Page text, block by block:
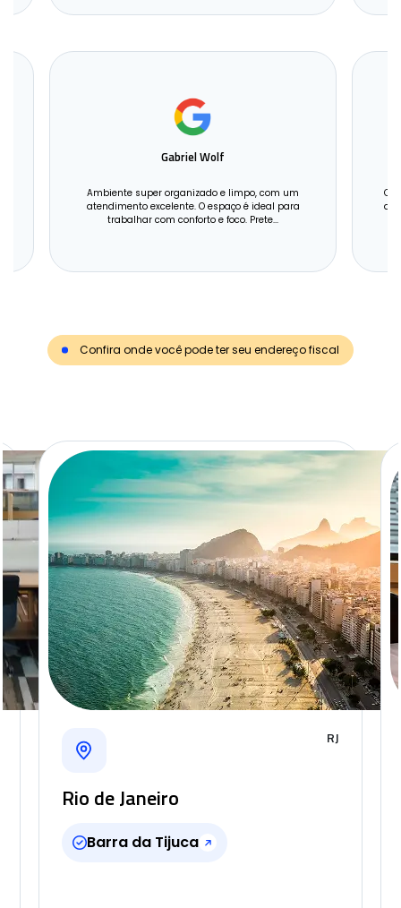
Gabriel Wolf
Ambiente super organizado e limpo, com um
atendimento excelente. O espaço é ideal para
trabalhar com conforto e foco. Prete...
Confira onde você pode ter seu endereço fiscal
RJ
Rio de Janeiro
Barra da Tijuca